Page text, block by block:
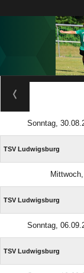
Sonntag,
TSV Ludwigsburg
TSV Ludwigsburg
Sonntag,
TSV Ludwigsburg